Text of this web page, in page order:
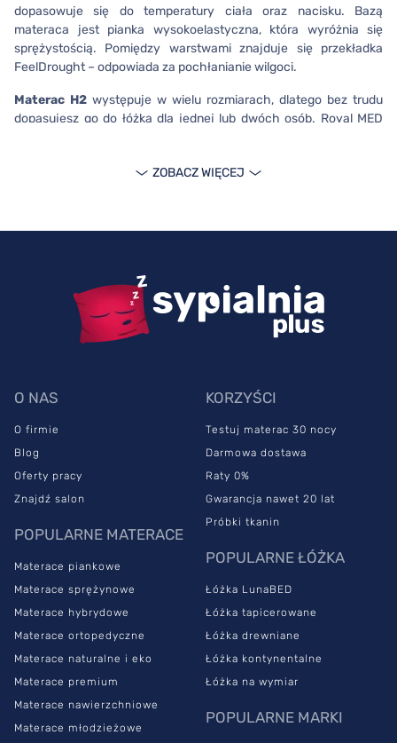
dopasowuje się do temperatury ciała oraz nacisku. Bazą
materaca jest pianka wysokoelastyczna, która wyróżnia się
sprężystością. Pomiędzy warstwami znajduje się przekładka
FeelDrought – odpowiada za pochłanianie wilgoci.
Materac H2 występuje w wielu rozmiarach, dlatego bez trudu
dopasujesz go do łóżka dla jednej lub dwóch osób. Royal MED
. Budowa materaca pozwala na podtrzymanie
Dowiedz się więcej o materacu z
Foam Royal MED SUPREME to model medyczny, co daje Ci
pewność, że produkt spełnia restrykcyjne normy i jest
podpiera wszystkie części ciała równomiernie bez wywoływania
organizmie.
Materac z pianki termoelastycznej znajduje zastosowanie w
przypadku osób cierpiących na wady postawy. Model przydaje
się w profilaktyce dyskopatii oraz zapobiega przeciążeniu
materac antyalergiczny . Założony na niego
pokrowiec Coolmax
obojętna dla skóry człowieka, dlatego nie wywołuje reakcji
alergicznej. Dzianina świetnie przewodzi ciepło, dlatego model z
Materac MED SUPREME –
dlaczego warto go wybrać?
ZOBACZ WIĘCEJ
O NAS
O firmie
Blog
Oferty pracy
Znajdź salon
POPULARNE MATERACE
Materace piankowe
Materace sprężynowe
Materace hybrydowe
Materace ortopedyczne
Materace naturalne i eko
Materace premium
Materace nawierzchniowe
Materace młodzieżowe
KORZYŚCI
Testuj materac 30 nocy
Darmowa dostawa
Raty 0%
Gwarancja nawet 20 lat
Próbki tkanin
POPULARNE ŁÓŻKA
Łóżka LunaBED
Łóżka tapicerowane
Łóżka drewniane
Łóżka kontynentalne
Łóżka na wymiar
POPULARNE MARKI